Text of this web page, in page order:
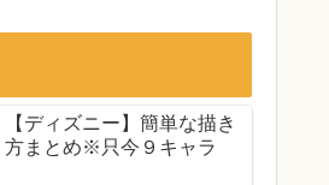
【ディズニー】簡単な描き
方まとめ※只今９キャラ